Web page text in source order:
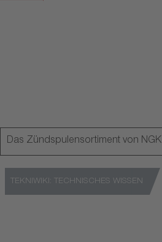
Das Zündspulensortiment von NGK
TEKNIWIKI: TECHNISCHES WISSEN